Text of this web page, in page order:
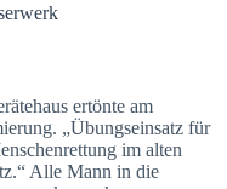
ertönte am
„Übungseinsatz für
im alten
Alle Mann in die